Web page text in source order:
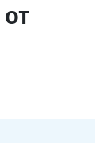
от